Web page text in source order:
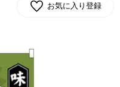
お気に入り登録